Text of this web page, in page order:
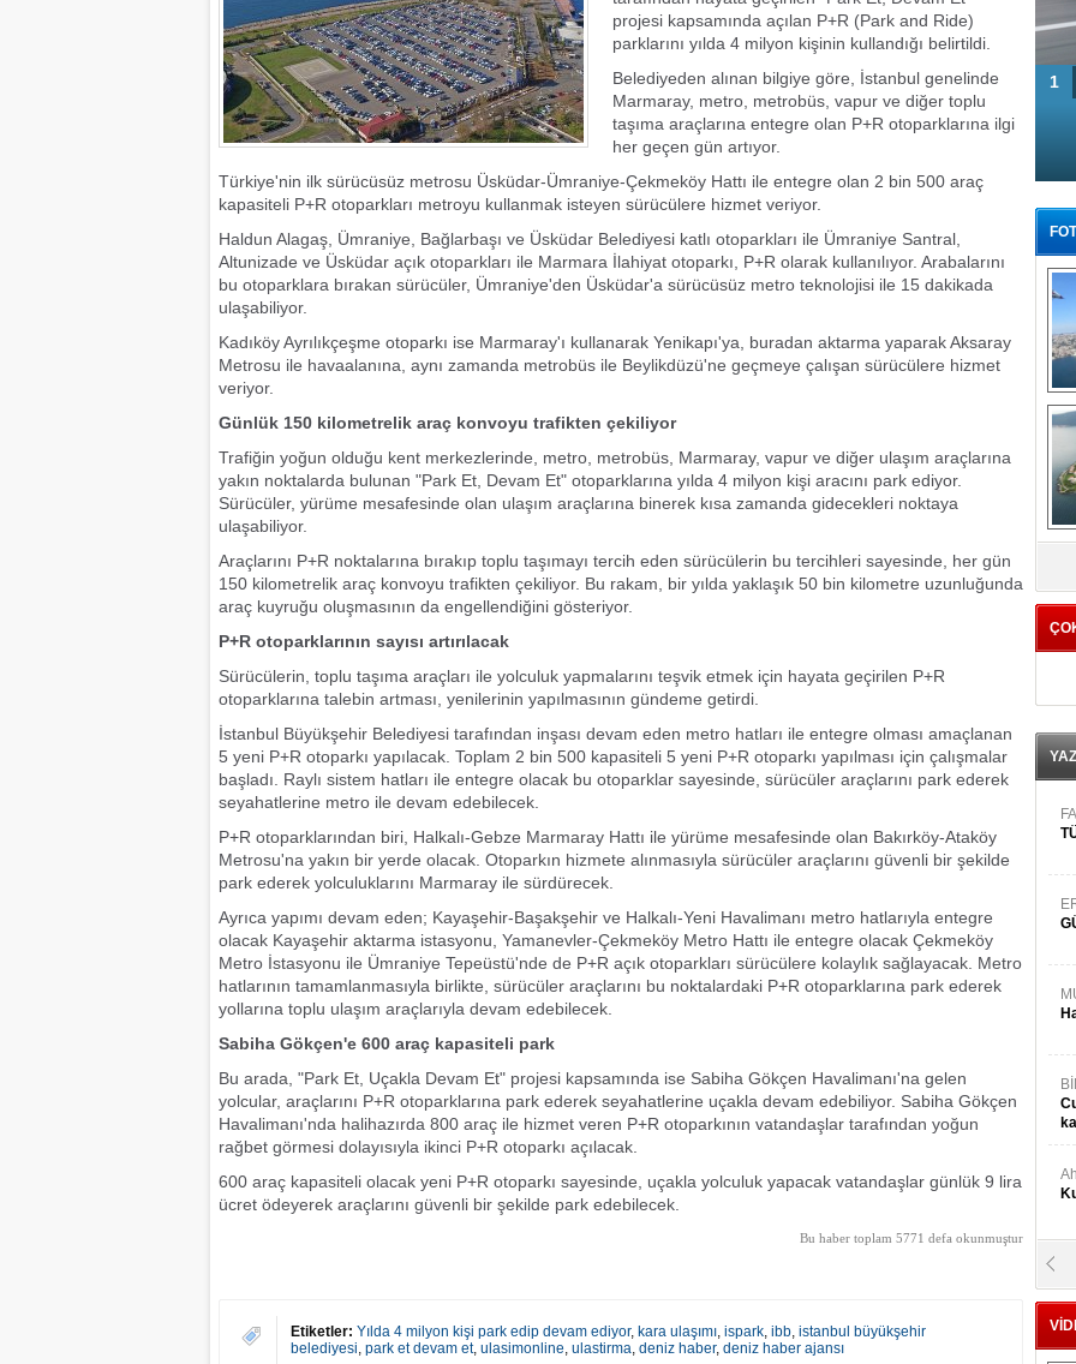
projesi kapsamında açılan P+R (Park and Ride)
parklarını yılda 4 milyon kişinin kullandığı belirtildi.
Belediyeden alınan bilgiye göre, İstanbul genelinde
Marmaray, metro, metrobüs, vapur ve diğer toplu
taşıma araçlarına entegre olan P+R otoparklarına ilgi
her geçen gün artıyor.
Türkiye'nin ilk sürücüsüz metrosu Üsküdar-Ümraniye-Çekmeköy Hattı ile entegre olan 2 bin 500 araç
kapasiteli P+R otoparkları metroyu kullanmak isteyen sürücülere hizmet veriyor.
Haldun Alagaş, Ümraniye, Bağlarbaşı ve Üsküdar Belediyesi katlı otoparkları ile Ümraniye Santral,
Altunizade ve Üsküdar açık otoparkları ile Marmara İlahiyat otoparkı, P+R olarak kullanılıyor. Arabalarını
bu otoparklara bırakan sürücüler, Ümraniye'den Üsküdar'a sürücüsüz metro teknolojisi ile 15 dakikada
ulaşabiliyor.
Kadıköy Ayrılıkçeşme otoparkı ise Marmaray'ı kullanarak Yenikapı'ya, buradan aktarma yaparak Aksaray
Metrosu ile havaalanına, aynı zamanda metrobüs ile Beylikdüzü'ne geçmeye çalışan sürücülere hizmet
veriyor.
Günlük 150 kilometrelik araç konvoyu trafikten çekiliyor
Trafiğin yoğun olduğu kent merkezlerinde, metro, metrobüs, Marmaray, vapur ve diğer ulaşım araçlarına
yakın noktalarda bulunan "Park Et, Devam Et" otoparklarına yılda 4 milyon kişi aracını park ediyor.
Sürücüler, yürüme mesafesinde olan ulaşım araçlarına binerek kısa zamanda gidecekleri noktaya
ulaşabiliyor.
Araçlarını P+R noktalarına bırakıp toplu taşımayı tercih eden sürücülerin bu tercihleri sayesinde, her gün
150 kilometrelik araç konvoyu trafikten çekiliyor. Bu rakam, bir yılda yaklaşık 50 bin kilometre uzunluğunda
araç kuyruğu oluşmasının da engellendiğini gösteriyor.
P+R otoparklarının sayısı artırılacak
Sürücülerin, toplu taşıma araçları ile yolculuk yapmalarını teşvik etmek için hayata geçirilen P+R
otoparklarına talebin artması, yenilerinin yapılmasının gündeme getirdi.
İstanbul Büyükşehir Belediyesi tarafından inşası devam eden metro hatları ile entegre olması amaçlanan
5 yeni P+R otoparkı yapılacak. Toplam 2 bin 500 kapasiteli 5 yeni P+R otoparkı yapılması için çalışmalar
başladı. Raylı sistem hatları ile entegre olacak bu otoparklar sayesinde, sürücüler araçlarını park ederek
seyahatlerine metro ile devam edebilecek.
P+R otoparklarından biri, Halkalı-Gebze Marmaray Hattı ile yürüme mesafesinde olan Bakırköy-Ataköy
Metrosu'na yakın bir yerde olacak. Otoparkın hizmete alınmasıyla sürücüler araçlarını güvenli bir şekilde
park ederek yolculuklarını Marmaray ile sürdürecek.
Ayrıca yapımı devam eden; Kayaşehir-Başakşehir ve Halkalı-Yeni Havalimanı metro hatlarıyla entegre
olacak Kayaşehir aktarma istasyonu, Yamanevler-Çekmeköy Metro Hattı ile entegre olacak Çekmeköy
Metro İstasyonu ile Ümraniye Tepeüstü'nde de P+R açık otoparkları sürücülere kolaylık sağlayacak. Metro
hatlarının tamamlanmasıyla birlikte, sürücüler araçlarını bu noktalardaki P+R otoparklarına park ederek
yollarına toplu ulaşım araçlarıyla devam edebilecek.
Sabiha Gökçen'e 600 araç kapasiteli park
Bu arada, "Park Et, Uçakla Devam Et" projesi kapsamında ise Sabiha Gökçen Havalimanı'na gelen
yolcular, araçlarını P+R otoparklarına park ederek seyahatlerine uçakla devam edebiliyor. Sabiha Gökçen
Havalimanı'nda halihazırda 800 araç ile hizmet veren P+R otoparkının vatandaşlar tarafından yoğun
rağbet görmesi dolayısıyla ikinci P+R otoparkı açılacak.
600 araç kapasiteli olacak yeni P+R otoparkı sayesinde, uçakla yolculuk yapacak vatandaşlar günlük 9 lira
ücret ödeyerek araçlarını güvenli bir şekilde park edebilecek.
Bu haber toplam 5771 defa okunmuştur
Etiketler: Yılda 4 milyon kişi park edip devam ediyor, kara ulaşımı, ispark, ibb, istanbul büyükşehir
belediyesi, park et devam et, ulasimonline, ulastirma, deniz haber, deniz haber ajansı
1